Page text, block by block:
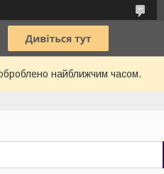
найближчим часом.